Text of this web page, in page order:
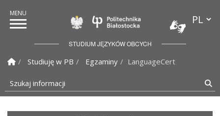
Politechnika
STUDIUM JĘZYKÓW OBCYCH
Strona Główna
Studiuję w PB Egzaminy
LanguageCert
Szukaj informacji